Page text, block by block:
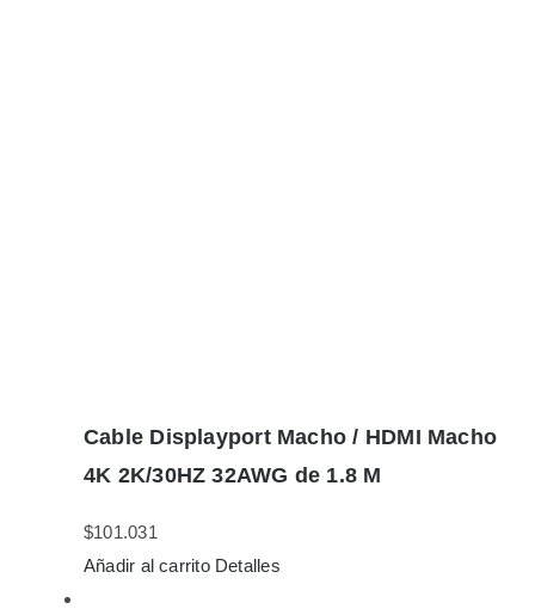
Cable Displayport Macho / HDMI Macho
4K 2K/30HZ 32AWG de 1.8 M
$101.031
Añadir al carrito Detalles